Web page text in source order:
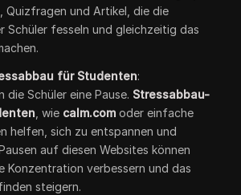
Quizfragen und Artikel, die die
Schüler fesseln und gleichzeitig das
für Studenten:
die Schüler eine Pause. Stressabbau-
, wie calm.com oder einfache
helfen, sich zu entspannen und
auf diesen Websites können
Konzentration verbessern und das
steigern.